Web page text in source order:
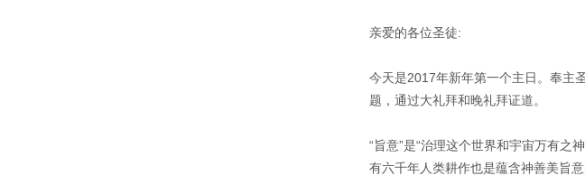
亲爱的各位圣徒:
今天是2017年新年第一个主日。奉主
题，通过大礼拜和晚礼拜证道。
“旨意”是“治理这个世界和宇宙万有之
有六千年人类耕作也是蕴含神善美旨意